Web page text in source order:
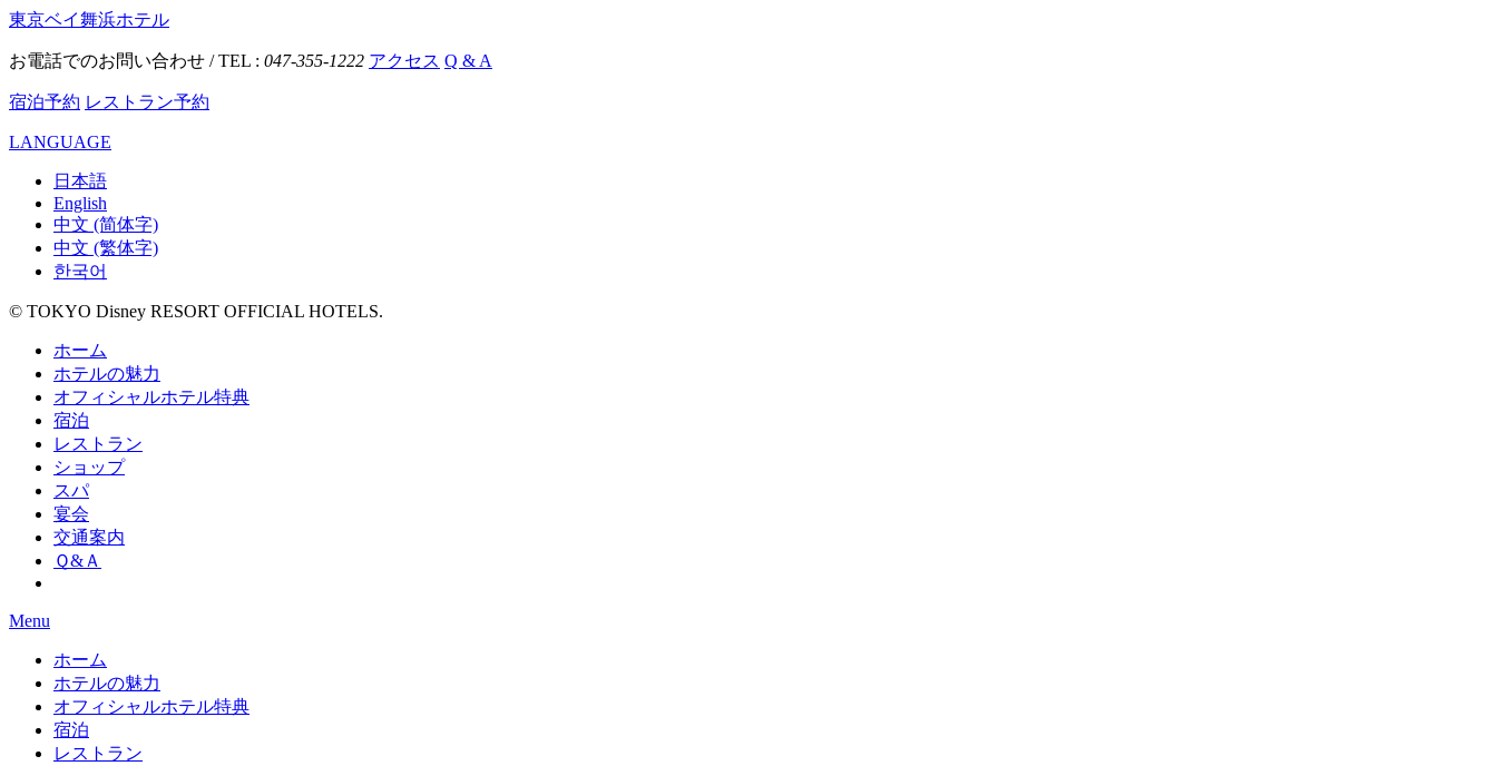
東京ベイ舞浜ホテル
お電話でのお問い合わせ / TEL : 047-355-1222 アクセス Q & A
宿泊予約 レストラン予約
LANGUAGE
日本語
English
中文 (简体字)
中文 (繁体字)
한국어
© TOKYO Disney RESORT OFFICIAL HOTELS.
ホーム
ホテルの魅力
オフィシャルホテル特典
宿泊
レストラン
ショップ
スパ
宴会
交通案内
Ｑ&Ａ
Menu
ホーム
ホテルの魅力
オフィシャルホテル特典
宿泊
レストラン